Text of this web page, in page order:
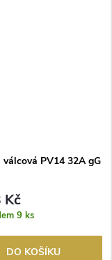
PV14 32A gG
Kč
9 ks
DO KOŠÍKU